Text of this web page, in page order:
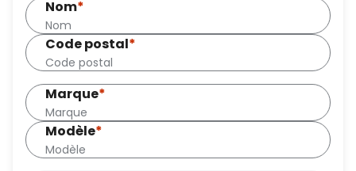
Nom*
Code postal*
Marque*
Modèle*